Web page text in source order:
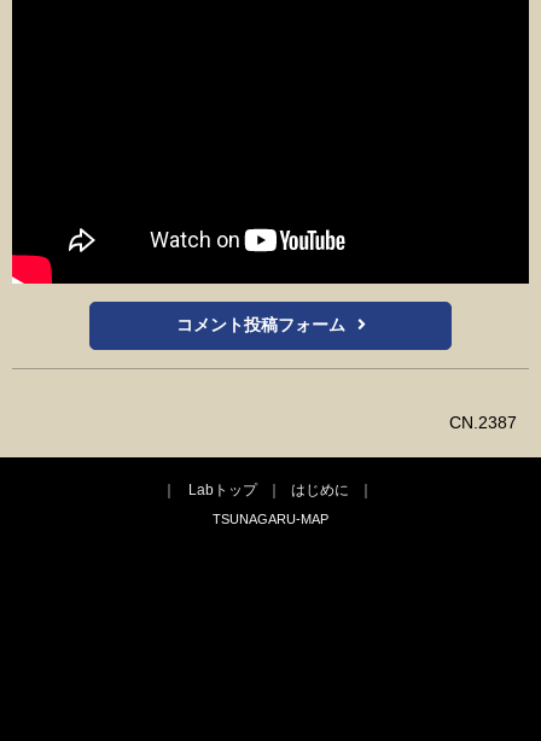
コメント投稿フォーム
CN.2387
Labトップ
はじめに
TSUNAGARU-MAP